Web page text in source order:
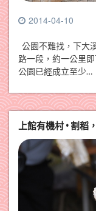
2014-04-10
公園不難找，下大
路一段，約一公里
公園已經成立至少…
上館有機村 • 割稻